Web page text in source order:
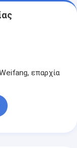
επαρχία